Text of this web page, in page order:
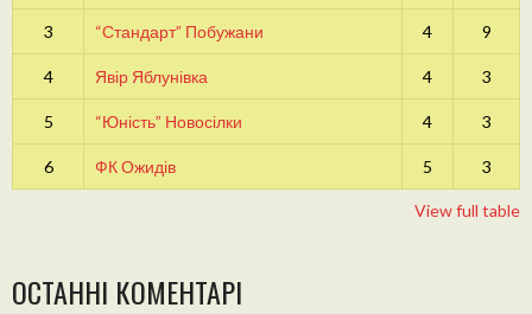
3 “Стандарт” Побужани 4 9
4 Явір Яблунівка 4 3
5 “Юність” Новосілки 4 3
6 ФК Ожидів 5 3
View full table
ОСТАННІ КОМЕНТАРІ